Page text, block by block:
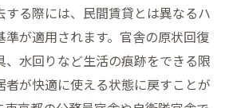
する際には、民間賃貸とは異なるハ
準が適用されます。官舎の原状回復
、水回りなど生活の痕跡をできる限
者が快適に使える状態に戻すことが